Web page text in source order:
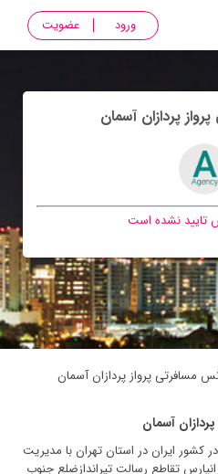
ورود عضویت
پردازان آسمان
تایید نشده است
مسافرتی پرواز پردازان آسمان
آسمان
کشور ایران در استان تهران با مدیریت
تقاطع رسالت تیراندازضلع جنوب